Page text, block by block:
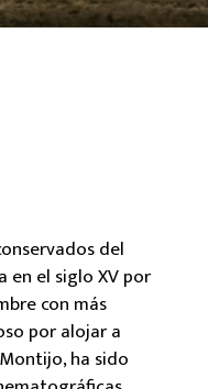
del
en el siglo XV por
con más
por alojar a
ha sido